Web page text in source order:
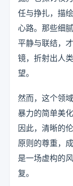
任与挣扎，描
心路。那些细
平静与联结，
镜，折射出人
望。
然而，这个领
暴力的简单美
因此，清晰的
原则的尊重，
是一场虚构的
复。